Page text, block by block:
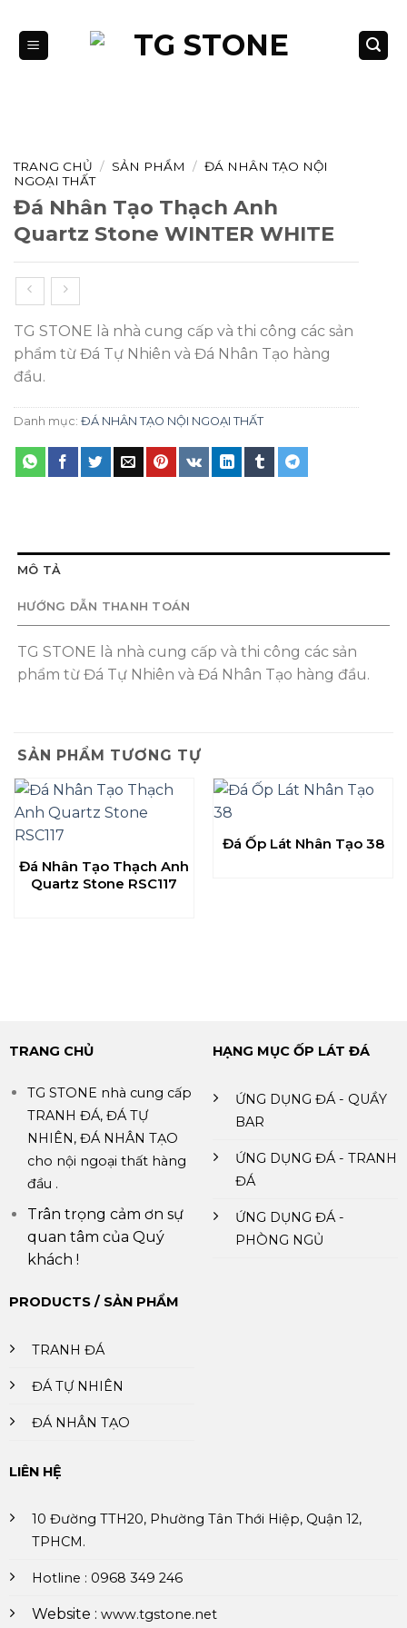
qua
nội
TRANG CHỦ / SẢN PHẨM / ĐÁ NHÂN TẠO NỘI
NGOẠI THẤT
Đá Nhân Tạo Thạch Anh
Quartz Stone WINTER WHITE
TG STONE là nhà cung cấp và thi công các sản
phẩm từ Đá Tự Nhiên và Đá Nhân Tạo hàng
đầu.
Danh mục: ĐÁ NHÂN TẠO NỘI NGOẠI THẤT
MÔ TẢ
HƯỚNG DẪN THANH TOÁN
TG STONE là nhà cung cấp và thi công các sản
phẩm từ Đá Tự Nhiên và Đá Nhân Tạo hàng đầu.
SẢN PHẨM TƯƠNG TỰ
Đá Nhân Tạo Thạch Anh
Quartz Stone RSC117
Đá Ốp Lát Nhân Tạo 38
TRANG CHỦ
TG STONE nhà cung cấp
TRANH ĐÁ, ĐÁ TỰ
NHIÊN, ĐÁ NHÂN TẠO
cho nội ngoại thất hàng
đầu .
Trân trọng cảm ơn sự
quan tâm của Quý
khách !
HẠNG MỤC ỐP LÁT ĐÁ
ỨNG DỤNG ĐÁ - QUẦY
BAR
ỨNG DỤNG ĐÁ - TRANH
ĐÁ
ỨNG DỤNG ĐÁ -
PHÒNG NGỦ
PRODUCTS / SẢN PHẨM
TRANH ĐÁ
ĐÁ TỰ NHIÊN
ĐÁ NHÂN TẠO
LIÊN HỆ
10 Đường TTH20, Phường Tân Thới Hiệp, Quận 12,
TPHCM.
Hotline : 0968 349 246
Website : www.tgstone.net